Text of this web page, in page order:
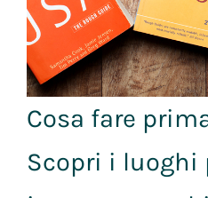
Cosa fare
Scopri i luoghi